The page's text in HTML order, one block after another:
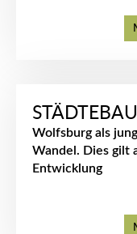
Wolfsburg als
Wandel. Dies gilt
Entwicklung